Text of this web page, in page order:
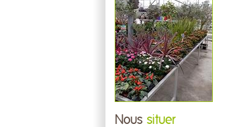
Nous situer